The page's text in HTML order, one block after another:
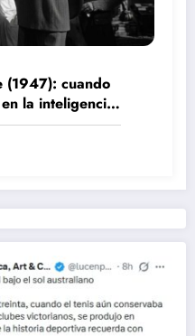
(1947): cuando
la inteligencia